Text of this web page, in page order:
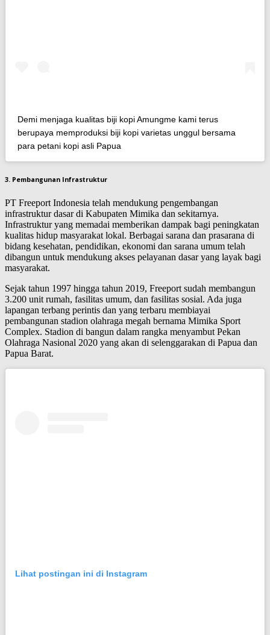
Demi menjaga kualitas biji kopi Amungme kami terus
berupaya memproduksi biji kopi varietas unggul bersama
para petani kopi asli Papua
3. Pembangunan Infrastruktur
PT Freeport Indonesia telah mendukung pengembangan
infrastruktur dasar di Kabupaten Mimika dan sekitarnya.
Infrastruktur yang memadai memberikan dampak bagi peningkatan
kualitas hidup masyarakat lokal. Berbagai sarana dan prasarana di
bidang kesehatan, pendidikan, ekonomi dan sarana umum telah
dibangun untuk mendukung akses pelayanan dasar yang layak bagi
masyarakat.
Sejak tahun 1997 hingga tahun 2019, Freeport sudah membangun
3.200 unit rumah, fasilitas umum, dan fasilitas sosial. Ada juga
lapangan terbang perintis dan yang terbaru membiayai
pembangunan stadion olahraga megah bernama Mimika Sport
Complex. Stadion di bangun dalam rangka menyambut Pekan
Olahraga Nasional 2020 yang akan di selenggarakan di Papua dan
Papua Barat.
Lihat postingan ini di Instagram